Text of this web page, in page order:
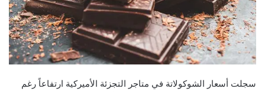
سجلت أسعار الشوكولاتة في متاجر التجزئة الأميركية ارتفاعاً رغم